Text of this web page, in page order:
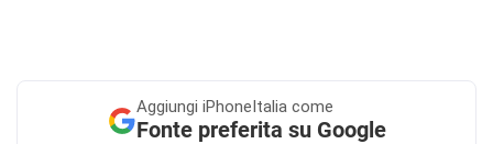
Aggiungi iPhoneItalia come
Fonte preferita su Google